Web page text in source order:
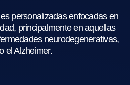
personalizadas enfocadas en
principalmente en aquellas
neurodegenerativas,
el Alzheimer.